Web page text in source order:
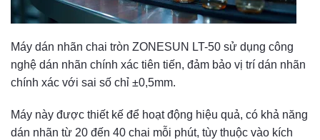
Máy dán nhãn chai tròn ZONESUN LT-50 sử dụng công
nghệ dán nhãn chính xác tiên tiến, đảm bảo vị trí dán nhãn
chính xác với sai số chỉ ±0,5mm.
Máy này được thiết kế để hoạt động hiệu quả, có khả năng
dán nhãn từ 20 đến 40 chai mỗi phút, tùy thuộc vào kích